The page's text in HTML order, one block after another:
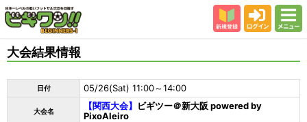
会場
大会結果情報
日付 05/26(Sat) 11:00～14:00
大会名 【関西大会】
ビギツー＠新大阪 powered by
PixoAleiro